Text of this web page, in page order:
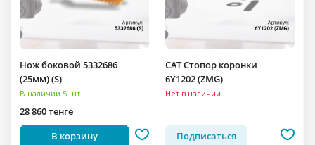
Нож боковой 5332686
(25мм) (S)
В наличии 5 шт.
28 860 тенге
В корзину
CAT Стопор коронки
6Y1202 (ZMG)
Нет в наличии
Подписаться